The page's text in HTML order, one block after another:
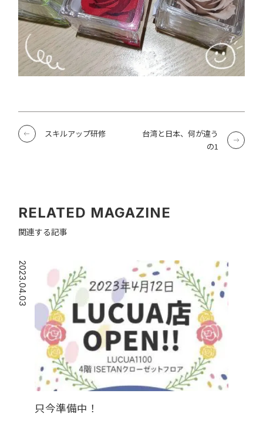
スキルアップ研修
台湾と日本、何が違う
の1
RELATED MAGAZINE
関連する記事
2023.04.03
只今準備中！